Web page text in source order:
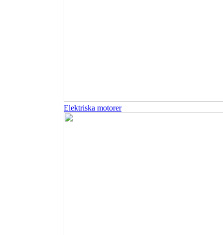
Elektriska motorer